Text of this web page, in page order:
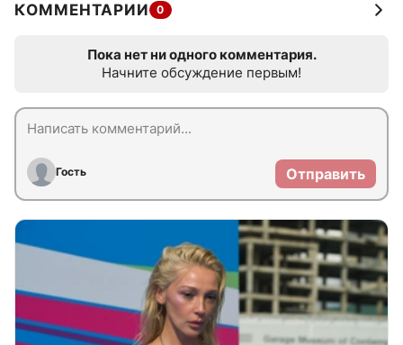
КОММЕНТАРИИ 0
Пока нет ни одного комментария.
Начните обсуждение первым!
Гость Отправить